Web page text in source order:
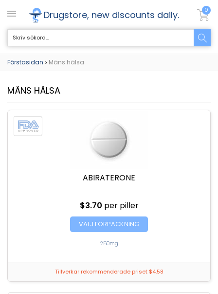
Drugstore, new discounts daily. 0
Förstasidan > Mäns hälsa
MÄNS HÄLSA
ABIRATERONE
$3.70 per piller
VÄLJ FÖRPACKNING
250mg
Tillverkar rekommenderade priset $4.58